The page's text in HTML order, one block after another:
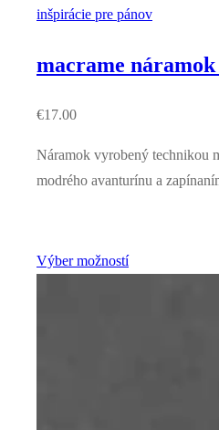
inšpirácie pre pánov
macrame
€17.00
Náramok vyrobený technikou
modrého avanturínu a
Výber možností